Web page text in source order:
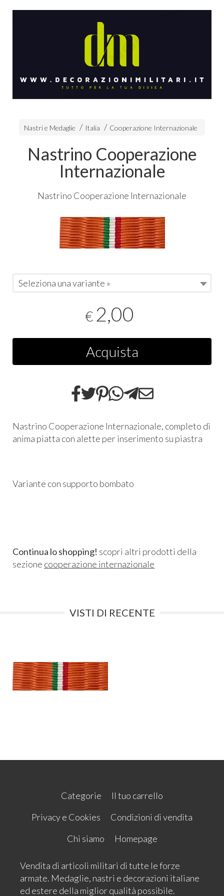
Nastri e Medaglie Italia Cooperazione Internazionale
Nastrino Cooperazione
Internazionale
Nastrino Cooperazione Internazionale
Seleziona una variante »
€ 2,00
Acquista
Nastrino Cooperazione Internazionale, completo di
anima piatta con alette per inserimento su piastra
Variante con supporto bombato
Continua lo shopping! scopri altri prodotti della
sezione cooperazione internazionale
VISTI DI RECENTE
Categorie
Il tuo carrello
Privacy e Cookies
Condizioni di vendita
Chi siamo
Homepage
Vendita di articoli militari di tutte le forze
armate. Medaglie, nastri e decorazioni italiane
ed estere della miglior qualità possibile.